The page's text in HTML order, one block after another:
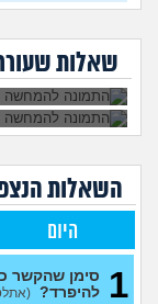
(אנושי, בן 27)
מה אני עושה לא
מצליח לי
(א׳, בת 26)
בת 28 ואף
בדייט ראשון?
אקסית מתנהגת
בן 33)
בחיים לא הייתי
יודע איך. איך
בכלל?
(דור, בן
שאלות
אבא של בעלי
מה לעשות?
מה לעשות עם
העובדה שאשתי
הרימה עליי ידיים?
השאלות
היום
1
סימן שהקשר
להיפרד? (אתלט